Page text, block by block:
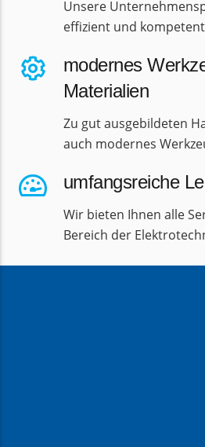
Unsere
effizient und
modernes
Materialien
Zu gut ausgebildeten
auch modernes
umfangsreiche
Wir bieten Ihnen alle
Bereich der